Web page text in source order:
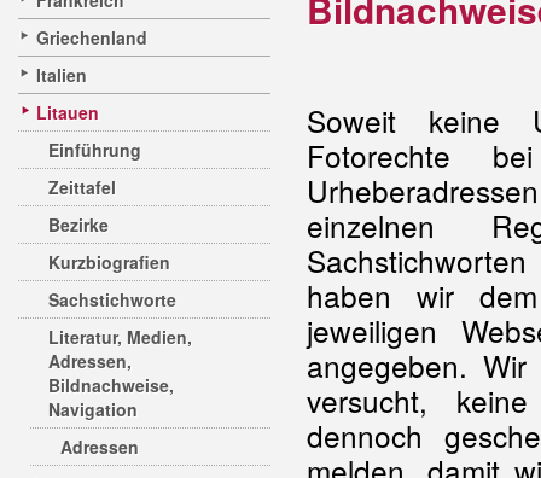
Griechenland
Italien
Litauen
Einführung
Zeittafel
Bezirke
Kurzbiografien
Sachstichworte
Literatur, Medien,
Adressen,
Bildnachweise,
Navigation
Adressen
Soweit keine
Fotorechte
einzelnen
haben wir
jeweiligen
angegeben.
versucht,
dennoch